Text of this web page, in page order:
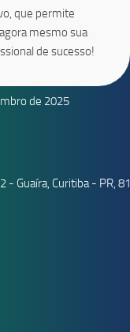
que permite
mesmo sua
de sucesso!
de 2025
- Guaíra, Curitiba - PR,